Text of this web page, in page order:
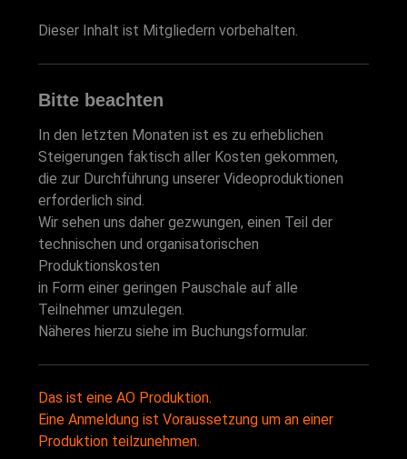
Dieser Inhalt ist Mitgliedern vorbehalten.
Bitte beachten
In den letzten Monaten ist es zu erheblichen
Steigerungen faktisch aller Kosten gekommen,
die zur Durchführung unserer Videoproduktionen
erforderlich sind.
Wir sehen uns daher gezwungen, einen Teil der
technischen und organisatorischen
Produktionskosten
in Form einer geringen Pauschale auf alle
Teilnehmer umzulegen.
Näheres hierzu siehe im Buchungsformular.
Das ist eine AO Produktion.
Eine Anmeldung ist Voraussetzung um an einer
Produktion teilzunehmen.